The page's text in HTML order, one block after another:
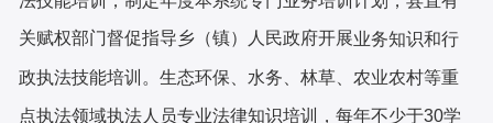
关赋权部门督促指导乡（镇）人民政府开展业务知识和行
政执法技能培训。生态环保、水务、林草、农业农村等重
点执法领域执法人员专业法律知识培训，每年不少于30学